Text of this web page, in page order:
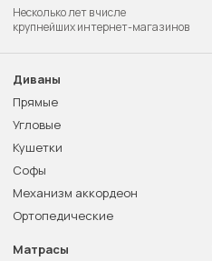
Несколько лет в числе
крупнейших интернет-магазинов
Диваны
Прямые
Угловые
Кушетки
Софы
Механизм аккордеон
Ортопедические
Матрасы